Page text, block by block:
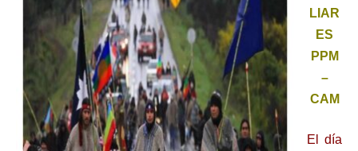
LIAR
ES
PPM
–
CAM
El día